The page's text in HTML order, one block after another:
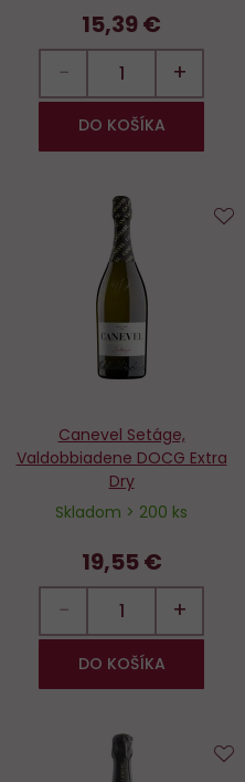
15,39 €
− +
DO KOŠÍKA
Canevel Setáge,
Valdobbiadene DOCG Extra
Dry
Skladom > 200 ks
19,55 €
− +
DO KOŠÍKA